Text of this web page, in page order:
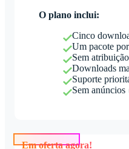
O plano inclui:
Cinco
Um pacote
Sem
Downloads
Suporte
Sem anúncios